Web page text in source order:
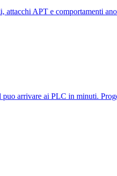
APT e comportamenti
puo arrivare ai PLC in minuti.